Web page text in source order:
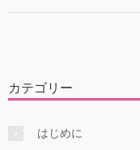
カテゴリー
はじめに